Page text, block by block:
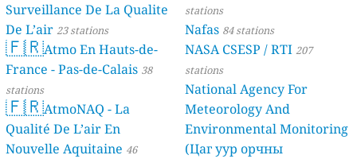
Surveillance De La Qualite
De L’air 23 stations
🇫🇷Atmo En Hauts-de-
France - Pas-de-Calais 38
stations
🇫🇷AtmoNAQ - La
Qualité De L’air En
Nouvelle Aquitaine 46
stations
Nafas 84 stations
NASA CSESP / RTI 207
stations
National Agency For
Meteorology And
Environmental Monitoring
(Цаг уур орчны